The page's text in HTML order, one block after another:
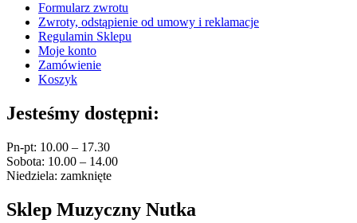
Formularz zwrotu
Zwroty, odstąpienie od umowy i reklamacje
Regulamin Sklepu
Moje konto
Zamówienie
Koszyk
Jesteśmy dostępni:
Pn-pt: 10.00 – 17.30
Sobota: 10.00 – 14.00
Niedziela: zamknięte
Sklep Muzyczny Nutka